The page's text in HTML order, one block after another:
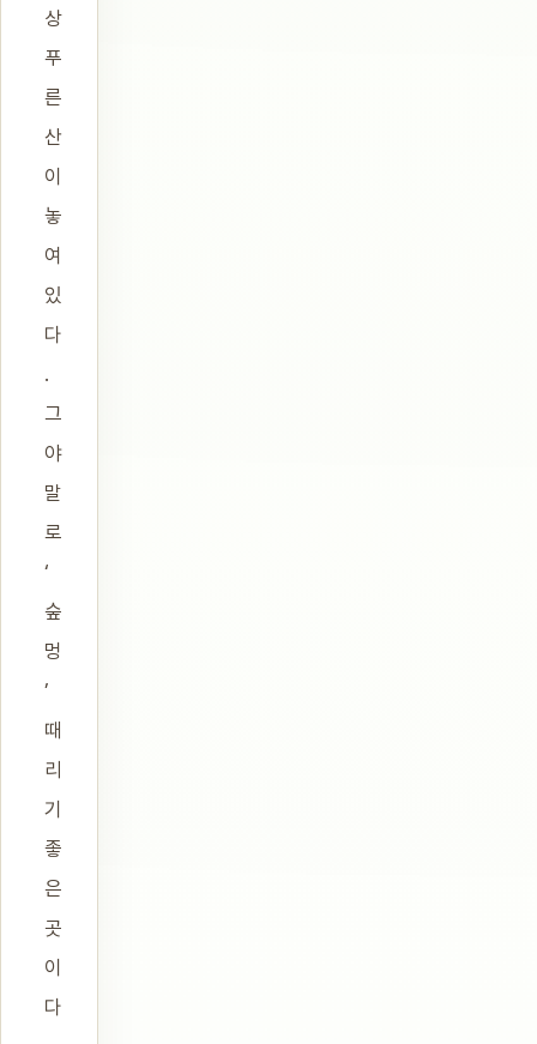
상
푸
른
산
이
놓
여
있
다
.
그
야
말
로
‘
숲
멍
’
때
리
기
좋
은
곳
이
다